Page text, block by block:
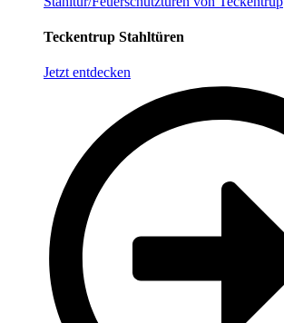
Teckentrup Stahltüren
Jetzt entdecken